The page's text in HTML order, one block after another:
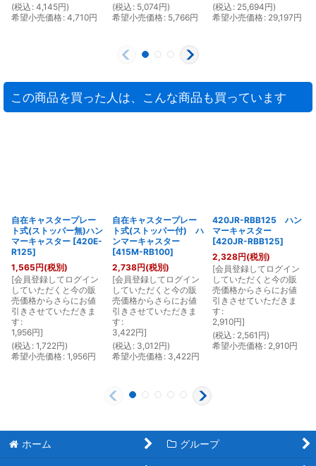
(税込 : 4,145円)
希望小売価格: 4,710円
(税込 : 5,074円)
希望小売価格: 5,766円
(税込 : 25,694円)
希望小売価格: 29,197円
この商品を買った人は、こんな商品も買っています
自在キャスタープレー
ト式(ストッパー無)ハン
マーキャスター [420E-
R125]
1,565円(税別)
[会員登録してログイン
していただくと今の販
売価格からさらにお値
引きさせていただきま
す :
1,956円]
(税込 : 1,722円)
希望小売価格: 1,956円
自在キャスタープレー
ト式(ストッパー付) ハ
ンマーキャスター
[415M-RB100]
2,738円(税別)
[会員登録してログイン
していただくと今の販
売価格からさらにお値
引きさせていただきま
す :
3,422円]
(税込 : 3,012円)
希望小売価格: 3,422円
420JR-RBB125 ハン
マーキャスター
[420JR-RBB125]
2,328円(税別)
[会員登録してログイン
していただくと今の販
売価格からさらにお値
引きさせていただきま
す :
2,910円]
(税込 : 2,561 円)
希望小売価格: 2,910円
ホーム グループ